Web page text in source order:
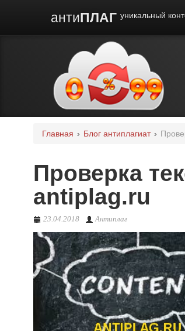
антиПЛАГ уникальный
Главная › Блог антиплагиат ›
Проверка
antiplag.ru
23.04.2018 Антиплаг